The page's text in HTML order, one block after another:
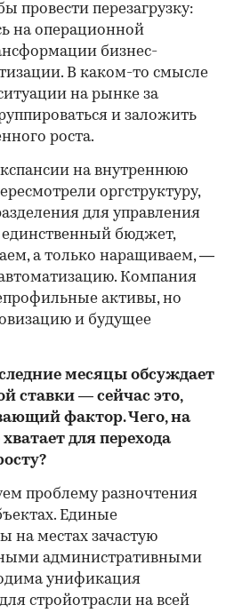
провести перезагрузку:
на операционной
бизнес-
В каком-то смысле
на рынке за
и заложить
роста.
на внутреннюю
оргструктуру,
для управления
бюджет,
а только наращиваем, —
Компания
активы, но
и будущее
месяцы обсуждает
ставки — сейчас это,
фактор. Чего, на
для перехода
проблему разночтения
Единые
на местах зачастую
административными
унификация
стройотрасли на всей